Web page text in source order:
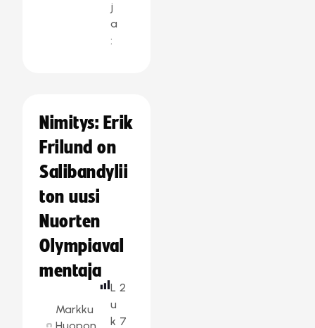
j
a
:
Nimitys: Erik
Frilund on
Salibandylii
ton uusi
Nuorten
Olympiaval
mentaja
Markku
L
u
k
2
7